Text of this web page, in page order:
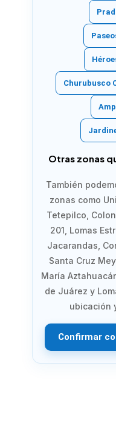
Churubusco
Otras zonas
También
zonas como
Tetepilco,
201, Lomas
Jacarandas,
Santa Cruz
María
de Juárez y
ubicación
Confirmar